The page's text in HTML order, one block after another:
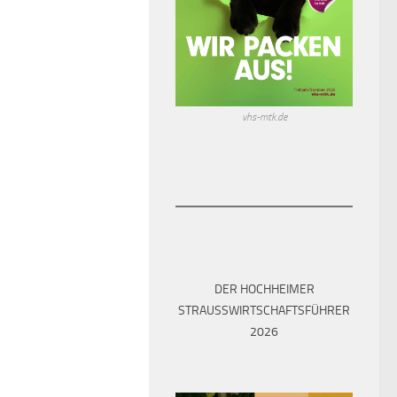
vhs-mtk.de
DER HOCHHEIMER
STRAUSSWIRTSCHAFTSFÜHRER 2
026